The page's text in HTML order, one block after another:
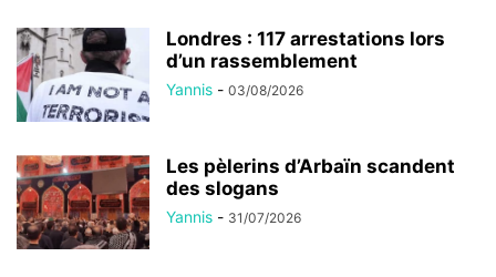
Londres : 117 arrestations lors
d’un rassemblement
Yannis - 03/08/2026
Les pèlerins d’Arbaïn scandent
des slogans
Yannis - 31/07/2026